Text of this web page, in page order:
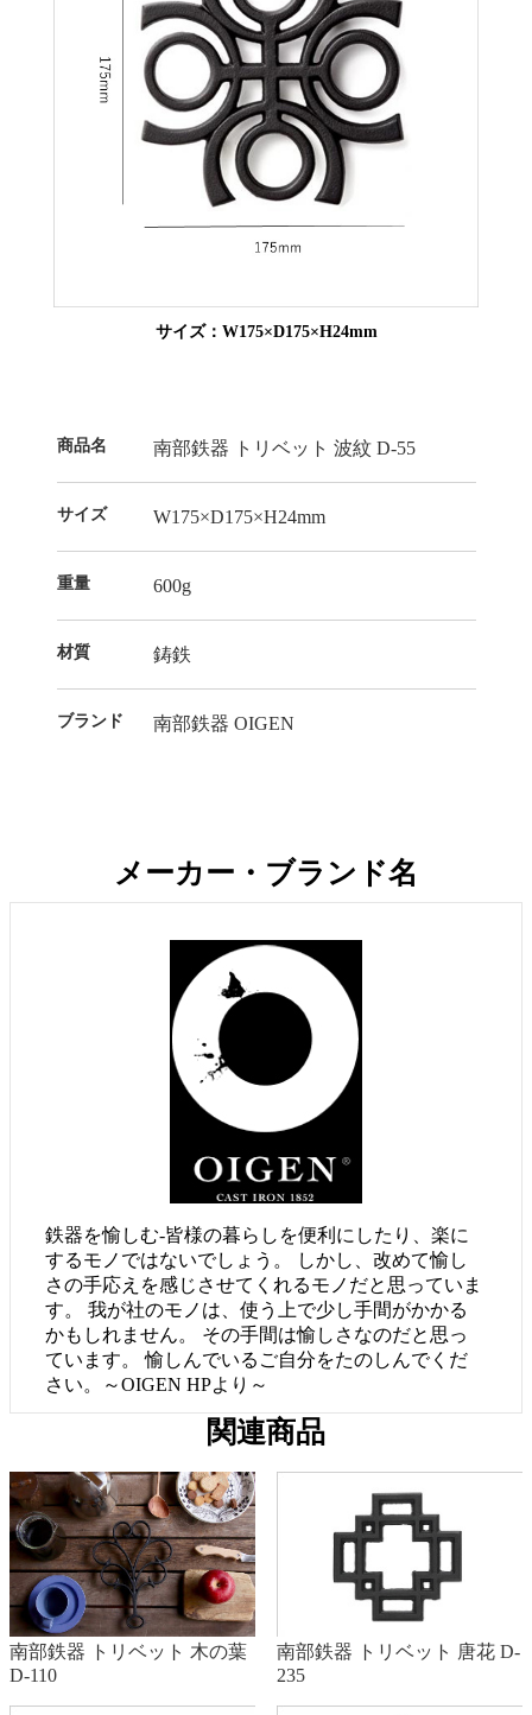
サイズ：W175×D175×H24mm
商品名 南部鉄器 トリベット 波紋 D-55
サイズ W175×D175×H24mm
重量 600g
材質 鋳鉄
ブランド 南部鉄器 OIGEN
メーカー・ブランド名
鉄器を愉しむ-皆様の暮らしを便利にしたり、楽に
するモノではないでしょう。 しかし、改めて愉し
さの手応えを感じさせてくれるモノだと思っていま
す。 我が社のモノは、使う上で少し手間がかかる
かもしれません。 その手間は愉しさなのだと思っ
ています。 愉しんでいるご自分をたのしんでくだ
さい。～OIGEN HPより～
関連商品
南部鉄器 トリベット 木の葉
D-110
南部鉄器 トリベット 唐花 D-
235